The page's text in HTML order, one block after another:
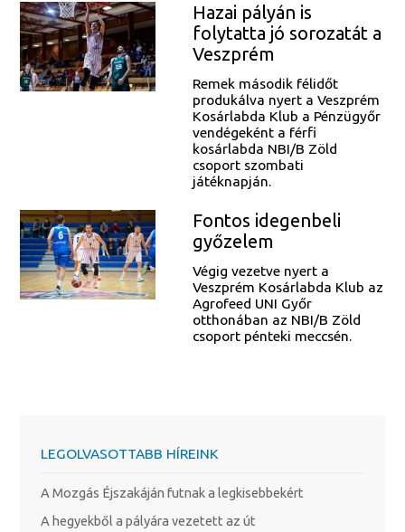
Hazai pályán is
folytatta jó sorozatát a
Veszprém
Remek második félidőt
produkálva nyert a Veszprém
Kosárlabda Klub a Pénzügyőr
vendégeként a férfi
kosárlabda NBI/B Zöld
csoport szombati
játéknapján.
Fontos idegenbeli
győzelem
Végig vezetve nyert a
Veszprém Kosárlabda Klub az
Agrofeed UNI Győr
otthonában az NBI/B Zöld
csoport pénteki meccsén.
LEGOLVASOTTABB HÍREINK
A Mozgás Éjszakáján futnak a legkisebbekért
A hegyekből a pályára vezetett az út